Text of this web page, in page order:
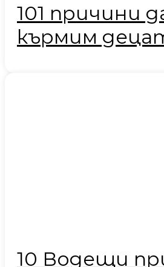
101 причини
кърмим
10 Водещи